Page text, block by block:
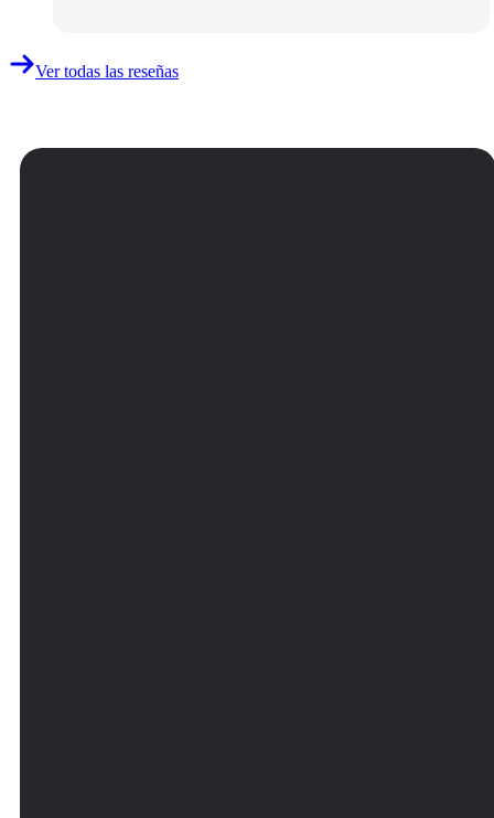
Ver todas las reseñas